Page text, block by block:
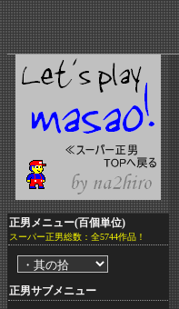
正男メニュー(百個単位)
スーパー正男総数：全5744作品！
正男サブメニュー